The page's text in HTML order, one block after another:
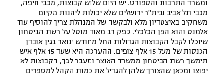
ומשרד התרבות והספורט. יש היום שלוש קבוצות, מכבי חיפה,
מכבי תל אביב ובית"ר ירושלים שלא יכולות ליהנות מקיום
משחקים באיצטדיון מלא ולבקשה של המנהלת צריך להוסיף עוד
אלמנט והוא הפן הכלכלי. ספק רב מאוד מוטל על רשת הביטחון
שיוכלו לקבל הקבוצות הגדולות החל מחודש ינואר בגין אובדן
הכנסות של מעל 15 אלף צופים. ההערכה היא שעד 15 אלף איש
תימשך רשת הביטחון ממשרד האוצר ומעבר לכך, הקבוצות לא
יפוצו ומכאן שהצורך שלהן להגדיל את כמות הקהל למספרים